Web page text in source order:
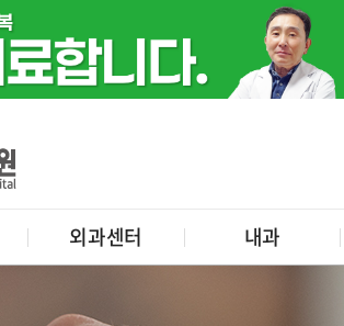
외과센터 내과